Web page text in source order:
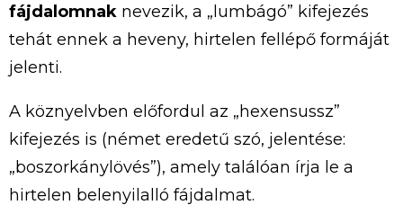
fájdalomnak nevezik, a „lumbágó” kifejezés
tehát ennek a heveny, hirtelen fellépő formáját
jelenti.
A köznyelvben előfordul az „hexensussz”
kifejezés is (német eredetű szó, jelentése:
„boszorkánylövés”), amely találóan írja le a
hirtelen belenyilalló fájdalmat.